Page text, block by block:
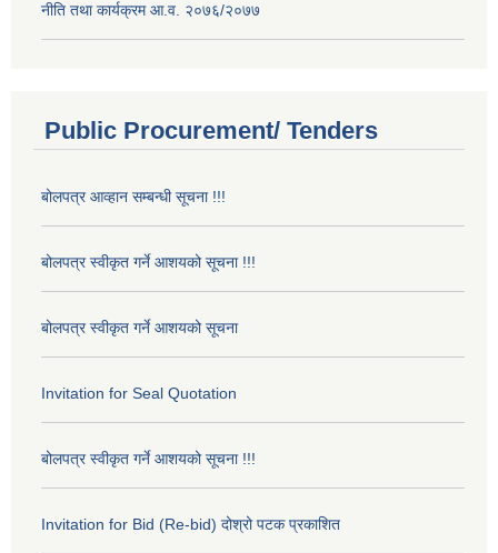
नीति तथा कार्यक्रम आ.व. २०७६/२०७७
Public Procurement/ Tenders
बोलपत्र आव्हान सम्बन्धी सूचना !!!
बोलपत्र स्वीकृत गर्ने आशयको सूचना !!!
बोलपत्र स्वीकृत गर्ने आशयको सूचना
Invitation for Seal Quotation
बोलपत्र स्वीकृत गर्ने आशयको सूचना !!!
Invitation for Bid (Re-bid) दोश्रो पटक प्रकाशित